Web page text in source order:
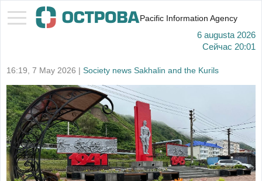
Pacific Information Agency
6 augusta 2026
Сейчас 20:01
16:19, 7 May 2026 | Society news Sakhalin and the Kurils